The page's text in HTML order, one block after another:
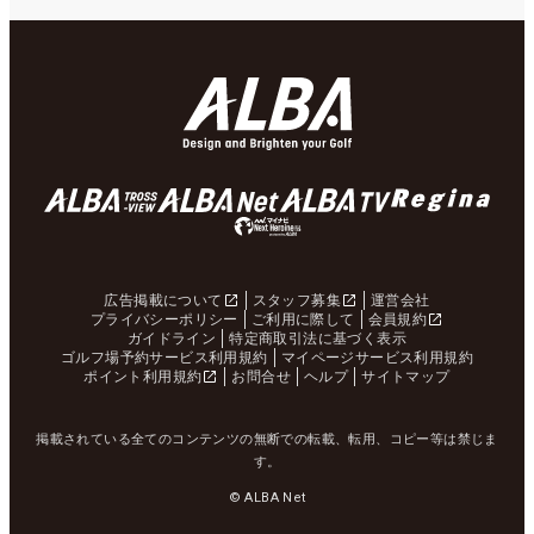
広告掲載について スタッフ募集
運営会社
プライバシーポリシー
ご利用に際して
会員規約
ガイドライン
特定商取引法に基づく表示
ゴルフ場予約サービス利用規約
マイページサービス利用規約
ポイント利用規約
お問合せ ヘルプ サイトマップ
掲載されている全てのコンテンツの無断での転載、転用、コピー等は禁じま
す。
© ALBA Net